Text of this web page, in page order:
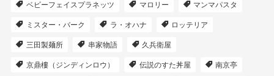
ベビーフェイスプラネッツ マロリー マンマパスタ
ミスター・バーク ラ・オハナ ロッテリア
三田製麺所 串家物語 久兵衛屋
京鼎樓（ジンディンロウ） 伝説のすた丼屋 南京亭